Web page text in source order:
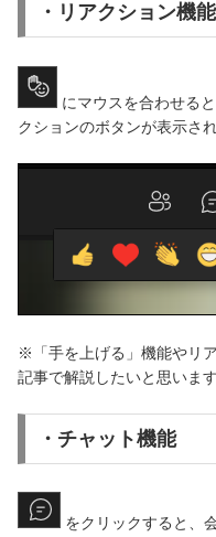
・リアクション機能
にマウスを合わせる
クションのボタンが表示され
※「手を上げる」機能やリ
記事で解説したいと思います
・チャット機能
をクリックすると、